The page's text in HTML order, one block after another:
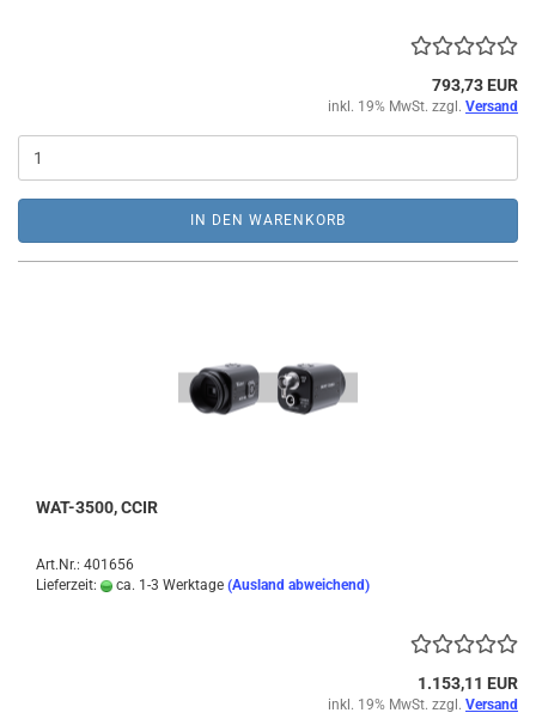
793,73 EUR
inkl. 19% MwSt. zzgl. Versand
IN DEN WARENKORB
WAT-3500, CCIR
Art.Nr.: 401656
Lieferzeit:
ca. 1-3 Werktage (Ausland abweichend)
1.153,11 EUR
inkl. 19% MwSt. zzgl. Versand